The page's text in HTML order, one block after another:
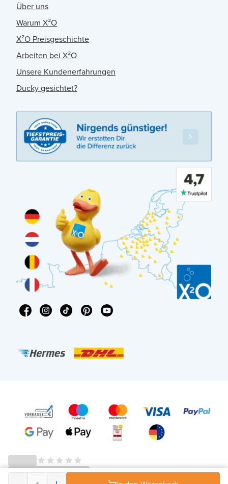
Über uns
Warum X²O
X²O Preisgeschichte
Arbeiten bei X²O
Unsere Kundenerfahrungen
Ducky gesichtet?